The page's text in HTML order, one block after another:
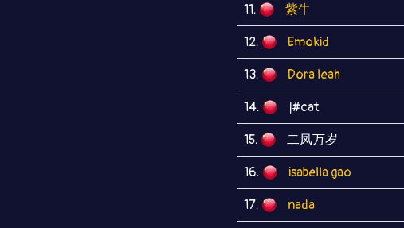
11. 紫牛
12. Emokid
13. Dora leah
14. |#cat
15. 二凤万岁
16. isabella gao
17. nada